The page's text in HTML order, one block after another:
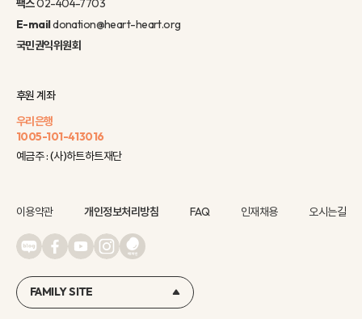
팩스02-404-7703
E-maildonation@heart-heart.org
국민권익위원회
후원 계좌
우리은행
1005-101-413016
예금주 : (사)하트하트재단
이용약관 개인정보처리방침 FAQ 인재채용 오시는길
FAMILY SITE